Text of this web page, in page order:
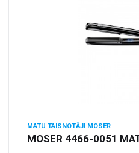
MATU TAISNOTĀJI MOSER
MOSER 4466-0051